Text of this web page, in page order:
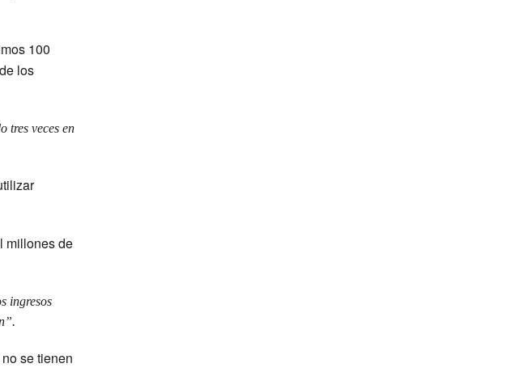
100
los
tres veces en
millones de
ingresos
se tienen